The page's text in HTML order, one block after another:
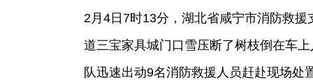
2月4日7时13分，湖北省咸宁市消防救
道三宝家具城门口雪压断了树枝倒在车
队迅速出动9名消防救援人员赶赴现场处